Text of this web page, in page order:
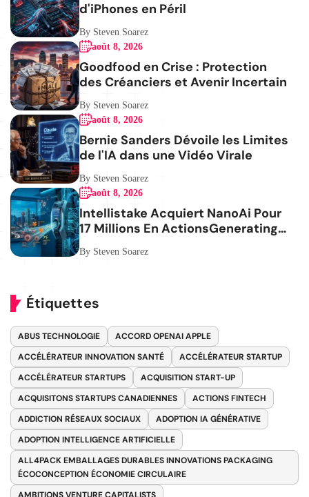
d'iPhones en Péril
By Steven Soarez
août 8, 2026
Goodfood en Crise : Protection
des Créanciers et Avenir Incertain
By Steven Soarez
août 8, 2026
Bernie Sanders Dévoile les Limites
de l'IA dans une Vidéo Virale
By Steven Soarez
août 8, 2026
Intellistake Acquiert NanoAi Pour
17 Millions En ActionsGenerating
the French blog article
By Steven Soarez
Étiquettes
ABUS TECHNOLOGIE
ACCORD OPENAI APPLE
ACCÉLÉRATEUR INNOVATION SANTÉ
ACCÉLÉRATEUR STARTUP
ACCÉLÉRATEUR STARTUPS
ACQUISITION START-UP
ACQUISITONS STARTUPS CANADIENNES
ACTIONS FINTECH
ADDICTION RÉSEAUX SOCIAUX
ADOPTION IA GÉNÉRATIVE
ADOPTION INTELLIGENCE ARTIFICIELLE
ALL4PACK EMBALLAGES DURABLES INNOVATIONS PACKAGING
ÉCOCONCEPTION ÉCONOMIE CIRCULAIRE